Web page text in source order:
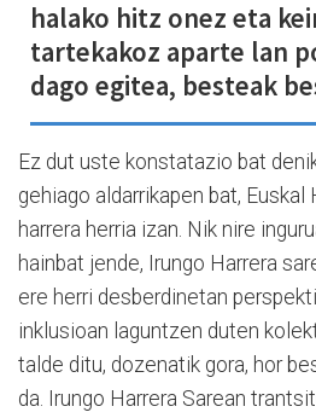
halako hitz onez eta
tartekakoz aparte lan
dago egitea, besteak
Ez dut uste konstatazio bat
gehiago aldarrikapen bat, Euskal
harrera herria izan. Nik nire
hainbat jende, Irungo Harrera
ere herri desberdinetan
inklusioan laguntzen duten
talde ditu, dozenatik gora, hor
da. Irungo Harrera Sarean